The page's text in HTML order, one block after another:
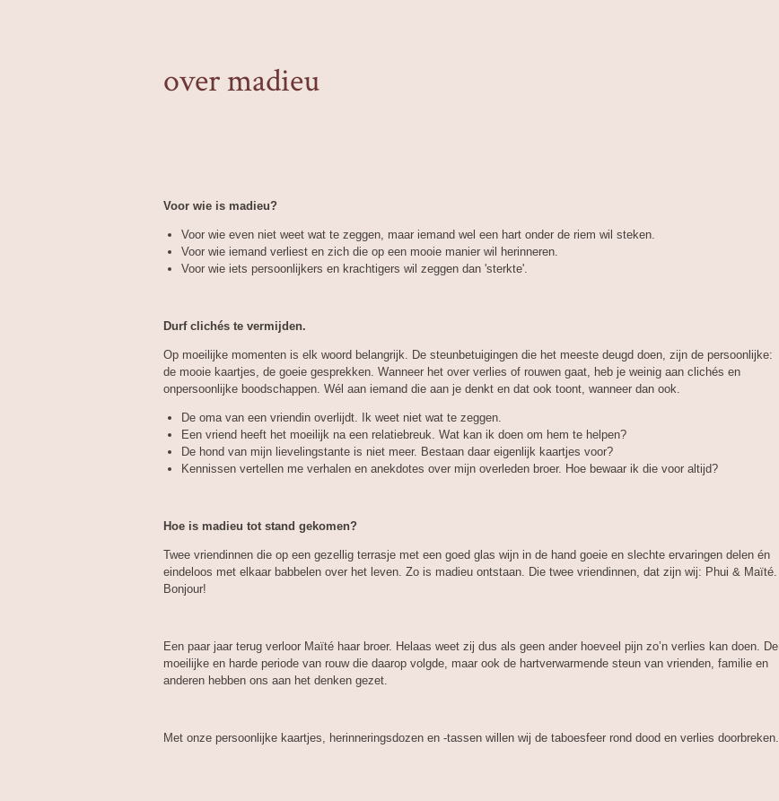
over madieu
Voor wie is madieu?
Voor wie even niet weet wat te zeggen, maar iemand wel een hart onder de riem wil steken.
Voor wie iemand verliest en zich die op een mooie manier wil herinneren.
Voor wie iets persoonlijkers en krachtigers wil zeggen dan 'sterkte'.
Durf clichés te vermijden.
Op moeilijke momenten is elk woord belangrijk. De steunbetuigingen die het meeste deugd doen, zijn de persoonlijke:
de mooie kaartjes, de goeie gesprekken. Wanneer het over verlies of rouwen gaat, heb je weinig aan clichés en
onpersoonlijke boodschappen. Wél aan iemand die aan je denkt en dat ook toont, wanneer dan ook.
De oma van een vriendin overlijdt. Ik weet niet wat te zeggen.
Een vriend heeft het moeilijk na een relatiebreuk. Wat kan ik doen om hem te helpen?
De hond van mijn lievelingstante is niet meer. Bestaan daar eigenlijk kaartjes voor?
Kennissen vertellen me verhalen en anekdotes over mijn overleden broer. Hoe bewaar ik die voor altijd?
Hoe is madieu tot stand gekomen?
Twee vriendinnen die op een gezellig terrasje met een goed glas wijn in de hand goeie en slechte ervaringen delen én
eindeloos met elkaar babbelen over het leven. Zo is madieu ontstaan. Die twee vriendinnen, dat zijn wij: Phui & Maïté.
Bonjour!
Een paar jaar terug verloor Maïté haar broer. Helaas weet zij dus als geen ander hoeveel pijn zo’n verlies kan doen. De
moeilijke en harde periode van rouw die daarop volgde, maar ook de hartverwarmende steun van vrienden, familie en
anderen hebben ons aan het denken gezet.
Met onze persoonlijke kaartjes, herinneringsdozen en -tassen willen wij de taboesfeer rond dood en verlies doorbreken.